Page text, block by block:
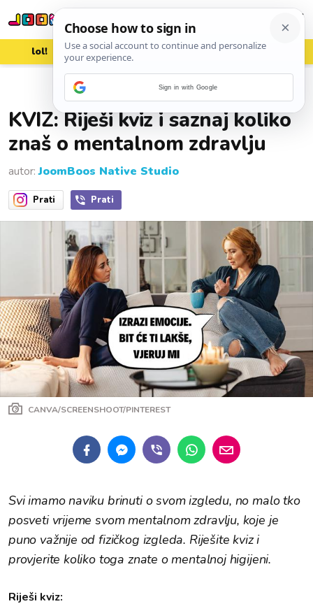
lol! aww vrh! woot?!
29. studenoga 2023.
KVIZ: Riješi kviz i saznaj koliko
znaš o mentalnom zdravlju
autor:JoomBoos Native Studio
Prati Prati
CANVA/SCREENSHOOT/PINTEREST
Svi imamo naviku brinuti o svom izgledu, no malo tko
posveti vrijeme svom mentalnom zdravlju, koje je
puno važnije od fizičkog izgleda. Riješite kviz i
provjerite koliko toga znate o mentalnoj higijeni.
Riješi kviz:
Sign in with Google